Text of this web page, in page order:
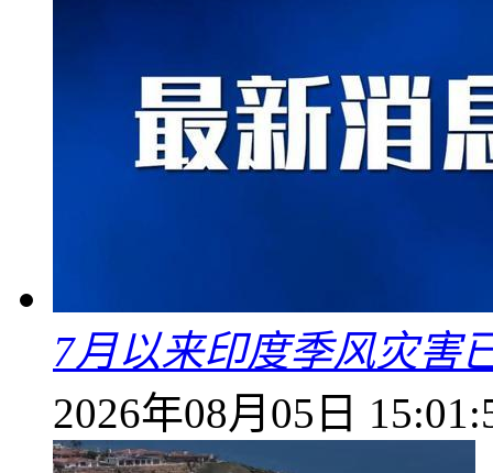
7月以来印度季风灾害
2026年08月05日